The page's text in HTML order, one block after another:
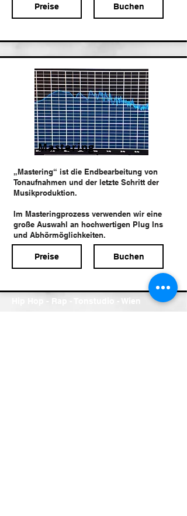
Preise Buchen
Mastering
„Mastering“ ist die Endbearbeitung von
Tonaufnahmen und der letzte Schritt der
Musikproduktion.
Im Masteringprozess verwenden wir eine
große Auswahl an hochwertigen Plug Ins
und Abhörmöglichkeiten.
Preise Buchen
Hip Hop - Rap - Tonstudio - Wien